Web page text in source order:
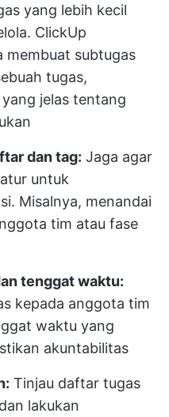
yang lebih kecil
ClickUp
membuat subtugas
tugas,
jelas tentang
dan tag: Jaga agar
untuk
Misalnya, menandai
tim atau fase
tenggat waktu:
kepada anggota tim
waktu yang
akuntabilitas
Tinjau daftar tugas
lakukan